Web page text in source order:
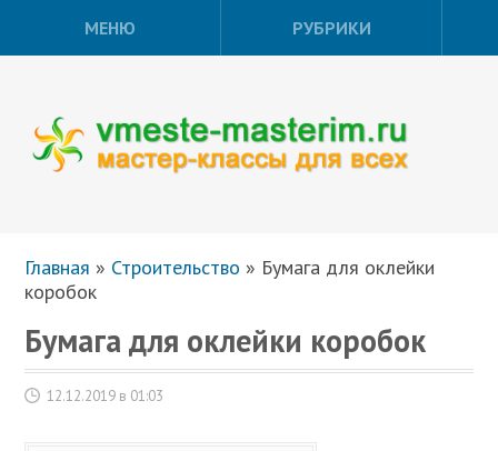
МЕНЮ РУБРИКИ
Главная » Строительство » Бумага для оклейки
коробок
Бумага для оклейки коробок
12.12.2019 в 01:03